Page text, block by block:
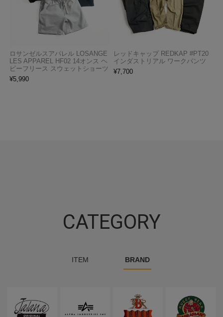
ロサンゼルスアパレル LOSANGE
LES APPAREL HF02 14オンス ヘ
ビーフリース スウェットショーツ
¥5,990
レッドキャップ REDKAP #PT20
インダストリアル ワークパンツ
¥7,700
CATEGORY
ITEM BRAND